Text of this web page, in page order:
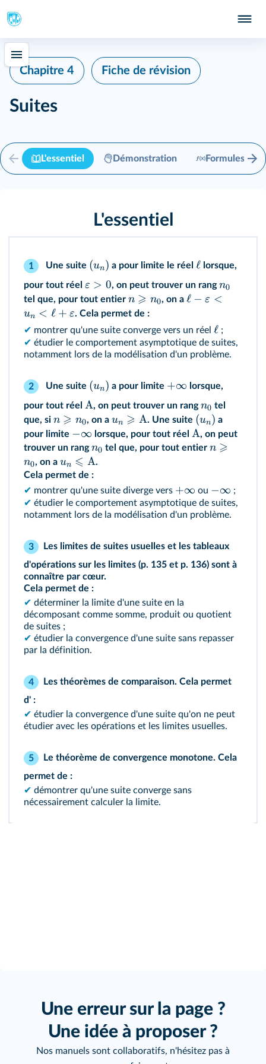
Chapitre 4 Fiche de révision
Suites
L'essentiel Démonstration Formules
L'essentiel
1 Une suite (un) a pour limite le réel ℓ lorsque,
pour tout réel ε > 0, on peut trouver un rangn0
tel que, pour tout entier n ⩾ n0, on a ℓ − ε <
un < ℓ + ε. Cela permet de :
✔ montrer qu'une suite converge vers un réel ℓ ;
✔ étudier le comportement asymptotique de suites,
notamment lors de la modélisation d'un problème.
2 Une suite (un) a pour limite +∞ lorsque,
pour tout réel A, on peut trouver un rangn0 tel
que, si n ⩾ n0, on a un ⩾ A. Une suite (un) a
pour limite −∞ lorsque, pour tout réel A, on peut
trouver un rangn0 tel que, pour tout entier n ⩾
n0, on a un ⩽ A.
Cela permet de :
✔ montrer qu'une suite diverge vers +∞ ou −∞ ;
✔ étudier le comportement asymptotique de suites,
notamment lors de la modélisation d'un problème.
3
Les limites de suites usuelles et les tableaux
d'opérations sur les limites (p. 135 et p. 136) sont à
connaître par cœur.
Cela permet de :
✔ déterminer la limite d'une suite en la
décomposant comme somme, produit ou quotient
de suites ;
✔ étudier la convergence d'une suite sans repasser
par la définition.
4
Les théorèmes de comparaison. Cela permet
d' :
✔ étudier la convergence d'une suite qu'on ne peut
étudier avec les opérations et les limites usuelles.
5
Le théorème de convergence monotone. Cela
permet de :
✔ démontrer qu'une suite converge sans
nécessairement calculer la limite.
Une erreur sur la page ?
Une idée à proposer ?
Nos manuels sont collaboratifs, n'hésitez pas à